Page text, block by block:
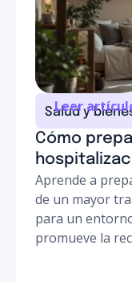
Salud y
Cómo
Aprende a
de un mayor
para un
promueve la
Leer